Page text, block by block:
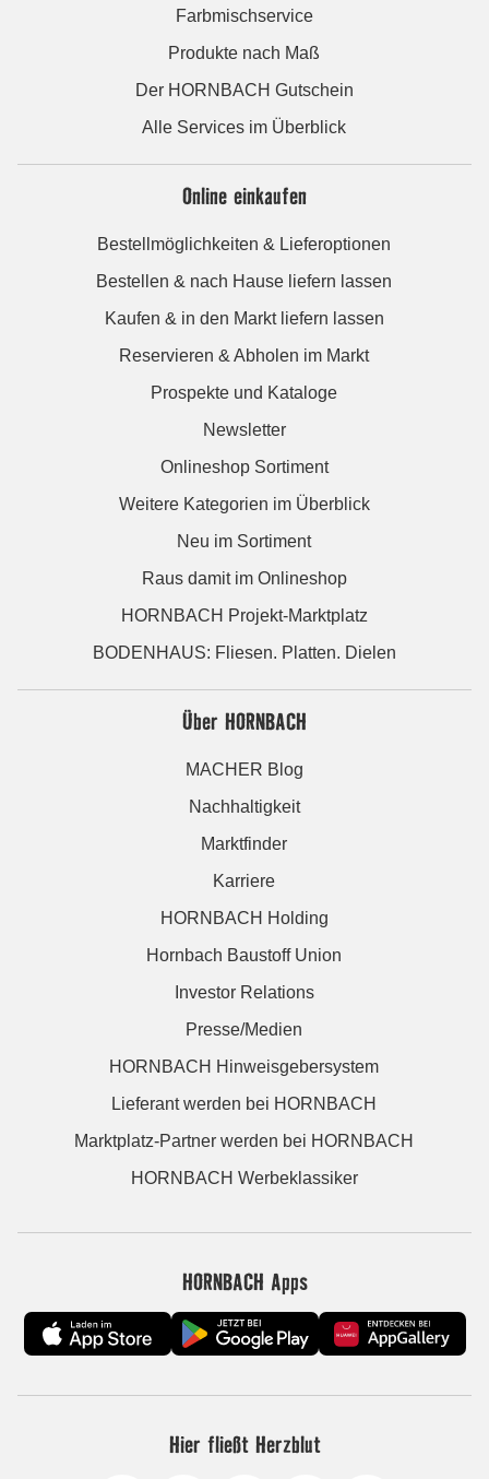
Farbmischservice
Produkte nach Maß
Der HORNBACH Gutschein
Alle Services im Überblick
Online einkaufen
Bestellmöglichkeiten & Lieferoptionen
Bestellen & nach Hause liefern lassen
Kaufen & in den Markt liefern lassen
Reservieren & Abholen im Markt
Prospekte und Kataloge
Newsletter
Onlineshop Sortiment
Weitere Kategorien im Überblick
Neu im Sortiment
Raus damit im Onlineshop
HORNBACH Projekt-Marktplatz
BODENHAUS: Fliesen. Platten. Dielen
Über HORNBACH
MACHER Blog
Nachhaltigkeit
Marktfinder
Karriere
HORNBACH Holding
Hornbach Baustoff Union
Investor Relations
Presse/Medien
HORNBACH Hinweisgebersystem
Lieferant werden bei HORNBACH
Marktplatz-Partner werden bei HORNBACH
HORNBACH Werbeklassiker
HORNBACH Apps
Hier fließt Herzblut